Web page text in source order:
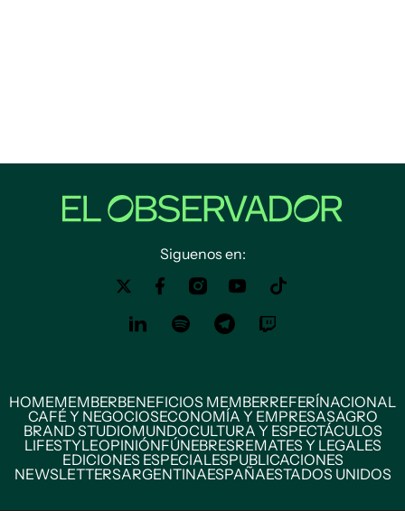
Siguenos en:
HOMEMEMBERBENEFICIOS MEMBERREFERÍNACIONAL
CAFÉ Y NEGOCIOSECONOMÍA Y EMPRESASAGRO
BRAND STUDIOMUNDOCULTURA Y ESPECTÁCULOS
LIFESTYLEOPINIÓNFÚNEBRESREMATES Y LEGALES
EDICIONES ESPECIALESPUBLICACIONES
NEWSLETTERSARGENTINAESPAÑAESTADOS UNIDOS